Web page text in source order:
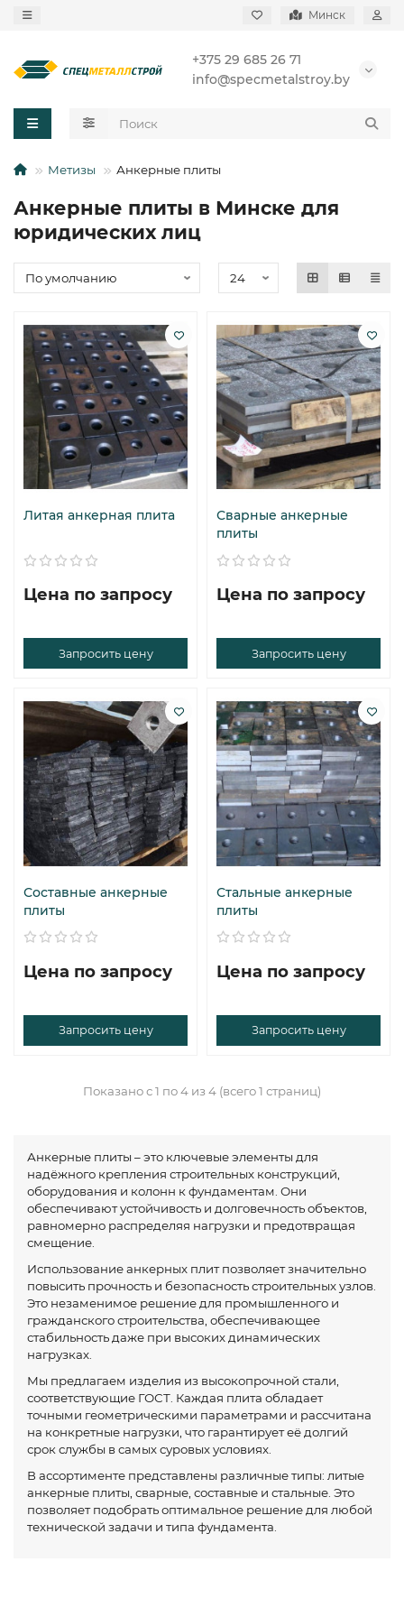
Минск
+375 29 685 26 71
info@specmetalstroy.by
Метизы Анкерные плиты
Анкерные плиты в Минске для
юридических лиц
Литая анкерная плита
Цена по запросу
Запросить цену
Сварные анкерные
плиты
Цена по запросу
Запросить цену
Составные анкерные
плиты
Цена по запросу
Запросить цену
Стальные анкерные
плиты
Цена по запросу
Запросить цену
Показано с 1 по 4 из 4 (всего 1 страниц)
Анкерные плиты – это ключевые элементы для
надёжного крепления строительных конструкций,
оборудования и колонн к фундаментам. Они
обеспечивают устойчивость и долговечность объектов,
равномерно распределяя нагрузки и предотвращая
смещение.
Использование анкерных плит позволяет значительно
повысить прочность и безопасность строительных узлов.
Это незаменимое решение для промышленного и
гражданского строительства, обеспечивающее
стабильность даже при высоких динамических
нагрузках.
Мы предлагаем изделия из высокопрочной стали,
соответствующие ГОСТ. Каждая плита обладает
точными геометрическими параметрами и рассчитана
на конкретные нагрузки, что гарантирует её долгий
срок службы в самых суровых условиях.
В ассортименте представлены различные типы: литые
анкерные плиты, сварные, составные и стальные. Это
позволяет подобрать оптимальное решение для любой
технической задачи и типа фундамента.